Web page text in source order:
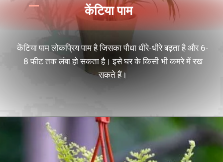
केंटिया पाम लोकप्रिय पाम है जिसका पौधा धीरे-धीरे बढ़ता है और 6-
8 फीट तक लंबा हो सकता है। इसे घर के किसी भी कमरे में रख
सकते हैं।
केंटिया पाम